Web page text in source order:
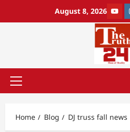
August 8, 2026
Home Blog DJ truss fall news